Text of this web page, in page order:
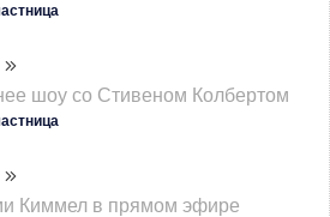
шоу со Стивеном Колбертом
Киммел в прямом эфире